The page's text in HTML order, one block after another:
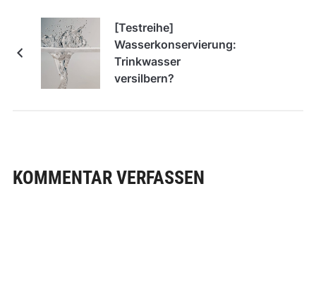
[Testreihe]
Wasserkonservierung:
Trinkwasser
versilbern?
KOMMENTAR VERFASSEN